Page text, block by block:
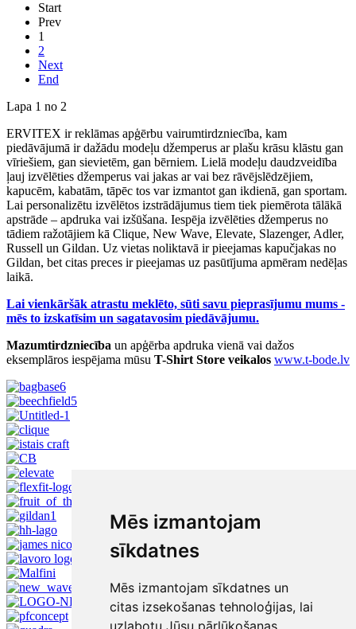
Mēs izmantojam
sīkdatnes
Mēs izmantojam sīkdatnes un
citas izsekošanas tehnoloģijas, lai
uzlabotu Jūsu pārlūkošanas
Start
Prev
1
2
Next
End
Lapa 1 no 2
ERVITEX ir reklāmas apģērbu vairumtirdzniecība, kam
piedāvājumā ir dažādu modeļu džemperus ar plašu krāsu klāstu gan
vīriešiem, gan sievietēm, gan bērniem. Lielā modeļu daudzveidība
ļauj izvēlēties džemperus vai jakas ar vai bez rāvējslēdzējiem,
kapucēm, kabatām, tāpēc tos var izmantot gan ikdienā, gan sportam.
Lai personalizētu izvēlētos izstrādājumus tiem tiek piemērota tālākā
apstrāde – apdruka vai izšūšana. Iespēja izvēlēties džemperus no
tādiem ražotājiem kā Clique, New Wave, Elevate, Slazenger, Adler,
Russell un Gildan. Uz vietas noliktavā ir pieejamas kapučjakas no
Gildan, bet citas preces ir pieejamas uz pasūtījuma apmēram nedēļas
laikā.
Lai vienkāršāk atrastu meklēto, sūti savu pieprasījumu mums -
mēs to izskatīsim un sagatavosim piedāvājumu.
Mazumtirdzniecība un apģērba apdruka vienā vai dažos
eksemplāros iespējama mūsu T-Shirt Store veikalos www.t-bode.lv